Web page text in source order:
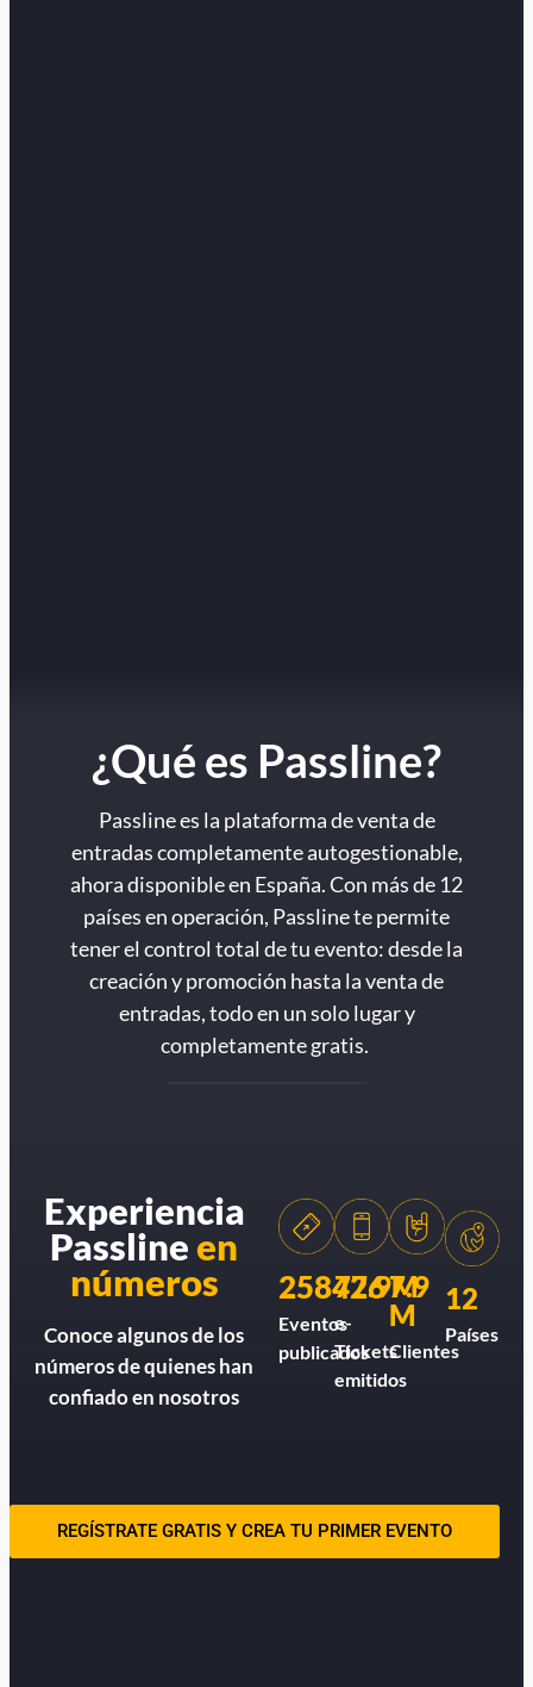
¿Qué es Passline?
Passline es la plataforma de venta de
entradas completamente autogestionable,
ahora disponible en España. Con más de 12
países en operación, Passline te permite
tener el control total de tu evento: desde la
creación y promoción hasta la venta de
entradas, todo en un solo lugar y
completamente gratis.
Experiencia
Passlineen
números
Conoce algunos de los
números de quienes han
confiado en nosotros
258426
Eventos
publicados
77.9M
e-
Tickets
emitidos
7.9
M
Clientes
12
Países
REGÍSTRATE GRATIS Y CREA TU PRIMER EVENTO